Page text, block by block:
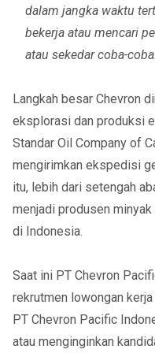
dalam jangka waktu
bekerja atau mencari
atau sekedar coba-coba.
Langkah besar Chevron
eksplorasi dan produksi
Standar Oil Company of
mengirimkan ekspedisi
itu, lebih dari setengah
menjadi produsen
di Indonesia.
Saat ini PT Chevron
rekrutmen lowongan
PT Chevron Pacific
atau menginginkan